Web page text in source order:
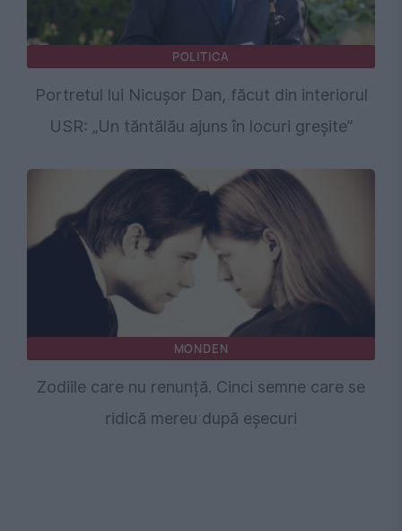
POLITICA
Portretul lui Nicușor Dan, făcut din interiorul
USR: „Un tăntălău ajuns în locuri greșite”
MONDEN
Zodiile care nu renunță. Cinci semne care se
ridică mereu după eșecuri